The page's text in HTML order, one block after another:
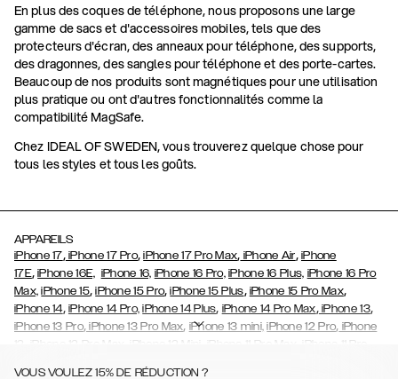
En plus des coques de téléphone, nous proposons une large
gamme de sacs et d'accessoires mobiles, tels que des
protecteurs d'écran, des anneaux pour téléphone, des supports,
des dragonnes, des sangles pour téléphone et des porte-cartes.
Beaucoup de nos produits sont magnétiques pour une utilisation
plus pratique ou ont d'autres fonctionnalités comme la
compatibilité MagSafe.
Chez IDEAL OF SWEDEN, vous trouverez quelque chose pour
tous les styles et tous les goûts.
APPAREILS
iPhone 17,iPhone 17 Pro,iPhone 17 Pro Max, iPhone Air, iPhone
17E,iPhone 16E, iPhone 16, iPhone 16 Pro, iPhone 16 Plus, iPhone 16 Pro
Max, iPhone 15,iPhone 15 Pro,iPhone 15 Plus, iPhone 15 Pro Max,
iPhone 14, iPhone 14 Pro, iPhone 14 Plus, iPhone 14 Pro Max,iPhone 13,
iPhone 13 Pro, iPhone 13 Pro Max, iPhone 13 mini, iPhone 12 Pro, iPhone
12
iPhone 12 Pro Max iPhone 12 Mini iPhone 11 Pro Max iPhone 11 Pro
VOUS VOULEZ 15% DE RÉDUCTION ?